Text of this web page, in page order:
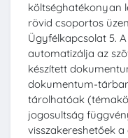
költséghatékonyan
rövid csoportos
Ügyfélkapcsolat 5.
automatizálja az
készített
dokumentum-
tárolhatóak
jogosultság
visszakereshetőek